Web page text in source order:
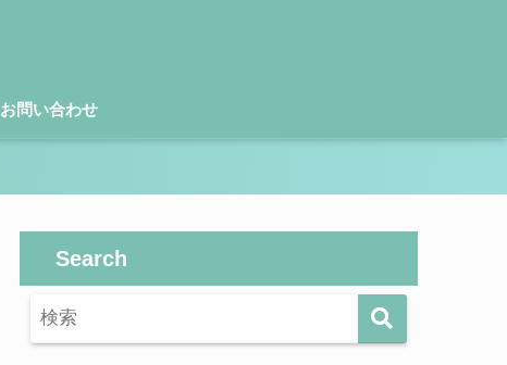
お問い合わせ
Search